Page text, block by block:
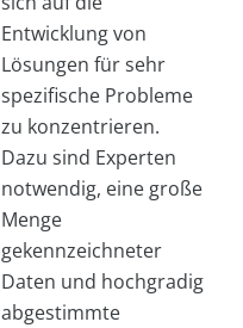
Entwicklung von
Lösungen für sehr
spezifische Probleme
zu konzentrieren.
Dazu sind Experten
notwendig, eine große
Menge
gekennzeichneter
Daten und hochgradig
abgestimmte